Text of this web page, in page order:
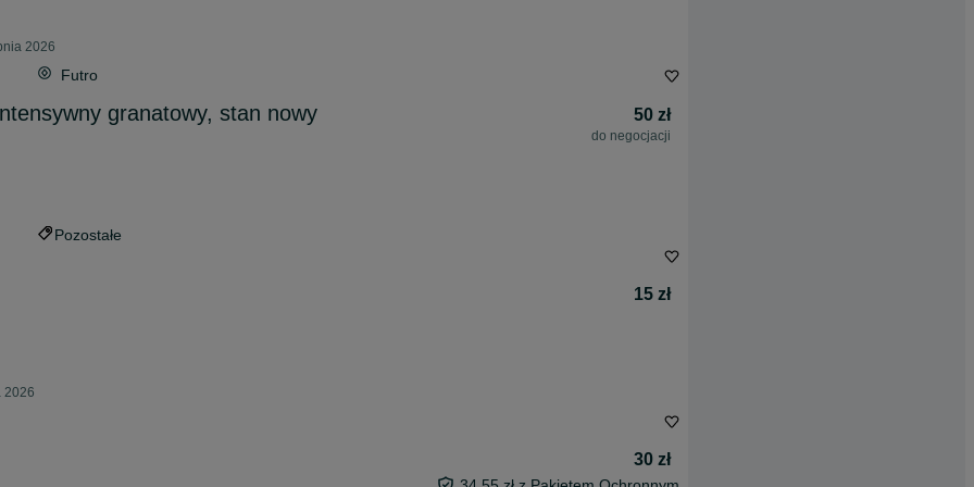
2026
Futro
granatowy, stan nowy 50 zł
do negocjacji
Pozostałe
15 zł
2026
30 zł